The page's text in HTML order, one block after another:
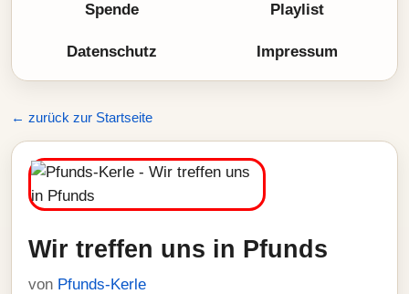
Spende Playlist
Datenschutz Impressum
← zurück zur Startseite
Wir treffen uns in Pfunds
von Pfunds-Kerle